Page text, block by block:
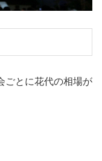
ごとに花代の相場が